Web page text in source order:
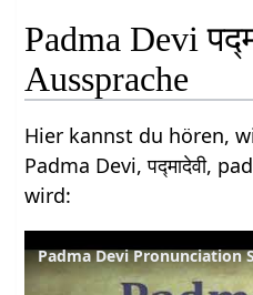
Padma Devi
Aussprache
Hier kannst du hören,
Padma Devi, पद्मादेवी,
wird:
Padma Devi Pronunciation